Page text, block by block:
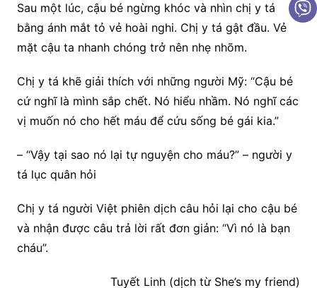
Sau một lúc, cậu bé ngừng khóc và nhìn chị y tá
bằng ánh mắt tỏ vẻ hoài nghi. Chị y tá gật đầu. Vẻ
mặt cậu ta nhanh chóng trở nên nhẹ nhõm.
Chị y tá khẽ giải thích với những người Mỹ: “Cậu bé
cứ nghĩ là mình sắp chết. Nó hiểu nhầm. Nó nghĩ các
vị muốn nó cho hết máu để cứu sống bé gái kia.”
– “Vậy tại sao nó lại tự nguyện cho máu?” – người y
tá lục quân hỏi
Chị y tá người Việt phiên dịch câu hỏi lại cho cậu bé
và nhận được câu trả lời rất đơn giản: “Vì nó là bạn
cháu”.
Tuyết Linh (dịch từ She’s my friend)